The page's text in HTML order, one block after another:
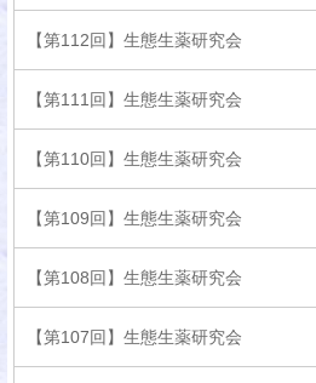
【第112回】生態生薬研究会
【第111回】生態生薬研究会
【第110回】生態生薬研究会
【第109回】生態生薬研究会
【第108回】生態生薬研究会
【第107回】生態生薬研究会